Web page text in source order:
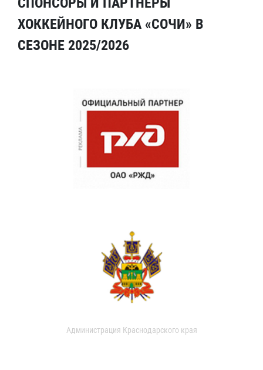
ХОККЕЙНОГО КЛУБА «СОЧИ» В
СЕЗОНЕ 2025/2026
Администрация Краснодарского края